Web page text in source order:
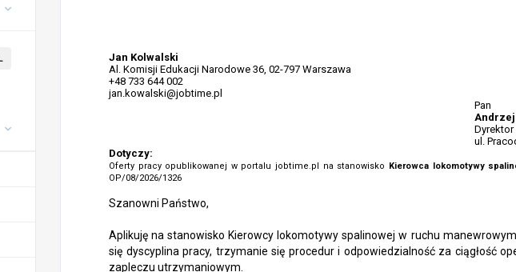
L
Jan Kolwalski
Al. Komisji Edukacji Narodowe 36, 02-797 Warszawa
+48 733 644 002
jan.kowalski@jobtime.pl
Pan
Dyrektor
ul.
Dotyczy:
Oferty pracy opublikowanej w portalu jobtime.pl na stanowisko Kierowca lokomotywy
OP/08/2026/1326
Szanowni Państwo,
Aplikuję na stanowisko Kierowcy lokomotywy spalinowej w ruchu
się dyscyplina pracy, trzymanie się procedur i odpowiedzialność za ciągłość
zapleczu utrzymaniowym.